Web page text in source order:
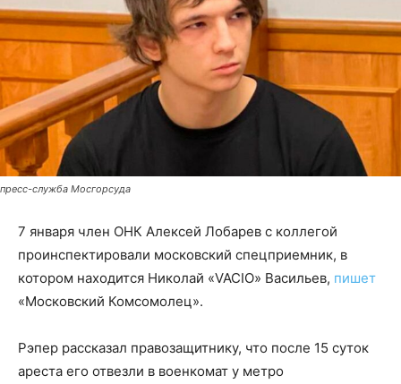
пресс-служба Мосгорсуда
7 января член ОНК Алексей Лобарев с коллегой
проинспектировали московский спецприемник, в
котором находится Николай «VACIO» Васильев, пишет
«Московский Комсомолец».
Рэпер рассказал правозащитнику, что после 15 суток
ареста его отвезли в военкомат у метро